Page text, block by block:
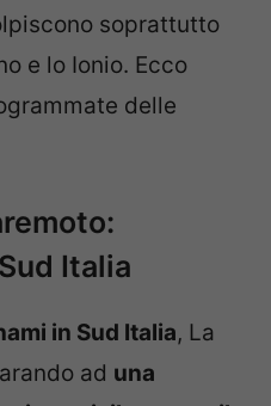
soprattutto
e lo Ionio. Ecco
delle
Italia
in Sud Italia, La
ad una